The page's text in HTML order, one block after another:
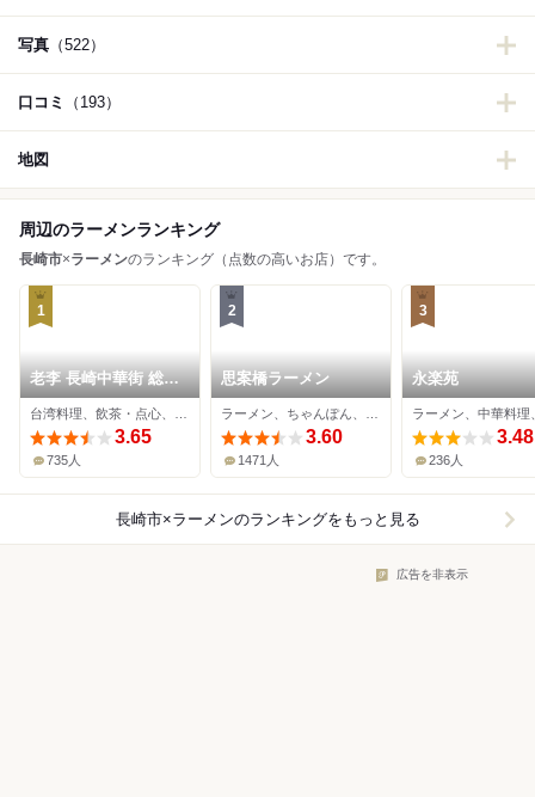
写真 （522）
口コミ （193）
地図
周辺のラーメンランキング
長崎市×ラーメンのランキング（点数の高いお店）です。
1
老李 長崎中華街 総本
店
3.65
735人
2
思案橋ラーメン
3.60
1471人
3
永楽苑
3.48
236人
長崎市×ラーメンのランキングをもっと見る
広告を非表示